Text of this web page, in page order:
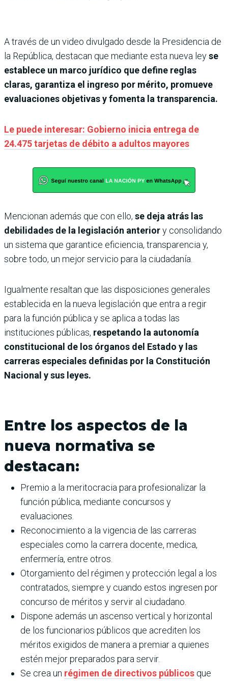
A través de un video divulgado desde la Presidencia de
la República, destacan que mediante esta nueva leyse
establece un marco jurídico que define reglas
claras, garantiza el ingreso por mérito, promueve
evaluaciones objetivas y fomenta la transparencia.
Le puede interesar: Gobierno inicia entrega de
24.475 tarjetas de débito a adultos mayores
Mencionan además que con ello, se deja atrás las
debilidades de la legislación anteriory consolidando
un sistema que garantice eficiencia, transparencia y,
sobre todo, un mejor servicio para la ciudadanía.
Igualmente resaltan que las disposiciones generales
establecida en la nueva legislación que entra a regir
para la función pública y se aplica a todas las
instituciones públicas, respetando la autonomía
constitucional de los órganos del Estado y las
carreras especiales definidas por la Constitución
Nacional y sus leyes.
Entre los aspectos de la
nueva normativa se
destacan:
Premio a la meritocracia para profesionalizar la
función pública, mediante concursos y
evaluaciones.
Reconocimiento a la vigencia de las carreras
especiales como la carrera docente, medica,
enfermería, entre otros.
Otorgamiento del régimen y protección legal a los
contratados, siempre y cuando estos ingresen por
concurso de méritos y servir al ciudadano.
Dispone además un ascenso vertical y horizontal
de los funcionarios públicos que acrediten los
méritos exigidos de manera a premiar a quienes
estén mejor preparados para servir.
Se crea un régimen de directivos públicos que